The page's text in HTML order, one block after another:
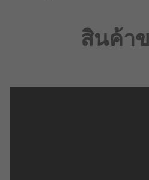
สินค้า